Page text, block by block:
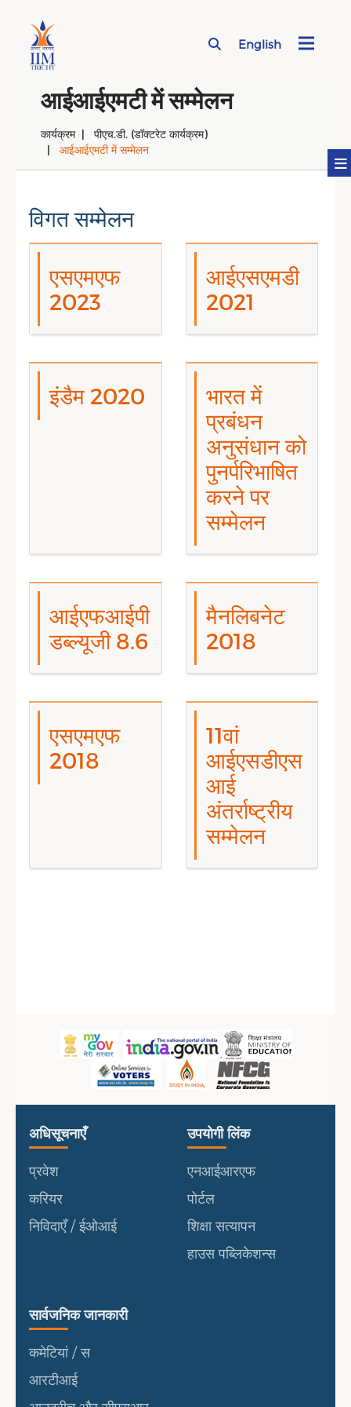
English
Page Top Menu
आईआईएमटी में सम्मेलन
कार्यक्रम
पीएच.डी. (डॉक्टरेट कार्यक्रम)
आईआईएमटी में सम्मेलन
विगत सम्मेलन
एसएमएफ
2023
आईएसएमडी
2021
इंडैम 2020
भारत में
प्रबंधन
अनुसंधान को
पुनर्परिभाषित
करने पर
सम्मेलन
आईएफआईपी
डब्ल्यूजी 8.6
मैनलिबनेट
2018
एसएमएफ
2018
11वां
आईएसडीएस
आई
अंतर्राष्ट्रीय
सम्मेलन
उपयोगी लिंक
अधिसूचनाएँ
प्रवेश
करियर
निविदाएँ / ईओआई
पोर्टल
उपयोगी लिंक
एनआईआरएफ
पोर्टल
शिक्षा सत्यापन
हाउस पब्लिकेशन्स
सार्वजनिक जानकारी
सार्वजनिक जानकारी
कमेटियां / स
आरटीआई